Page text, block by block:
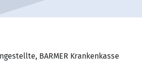
BARMER Krankenkasse